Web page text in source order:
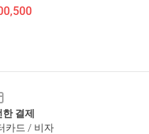
결제
카드 / 비자